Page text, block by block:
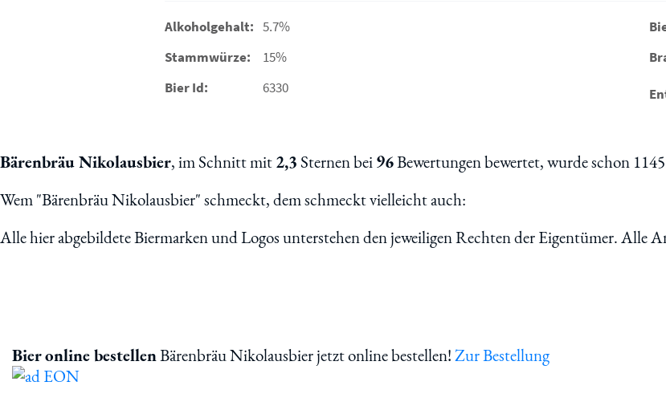
Alkoholgehalt: 5.7%
Stammwürze:
15%
Bier Id:
6330
Bärenbräu Nikolausbier, im Schnitt mit2,3Sternen bei96Bewertungen bewertet, wurde schon
Wem "Bärenbräu Nikolausbier" schmeckt, dem schmeckt vielleicht auch:
Alle hier abgebildete Biermarken und Logos unterstehen den jeweiligen Rechten der Eigentümer. Alle
Bier online bestellenBärenbräu Nikolausbier jetzt online bestellen!Zur Bestellung